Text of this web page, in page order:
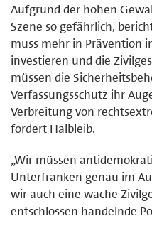
Aufgrund der hohen
Szene so gefährlich,
muss mehr in Prävention
investieren und die
müssen die
Verfassungsschutz ihr
Verbreitung von
fordert Halbleib.
„Wir müssen
Unterfranken genau im
wir auch eine wache
entschlossen handelnde